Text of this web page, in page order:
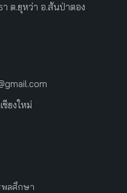
ต.ยุหว่า อ.สันป่าตอง
ชียงใหม่
พลศึกษา